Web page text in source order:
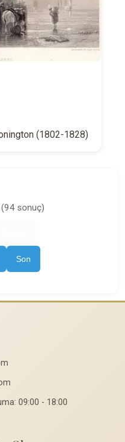
(1802-1828)
sonuç)
Son
09:00 - 18:00